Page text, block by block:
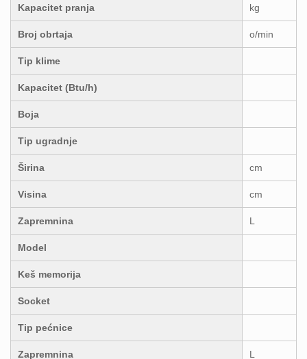
Kapacitet pranja kg
Broj obrtaja o/min
Tip klime
Kapacitet (Btu/h)
Boja
Tip ugradnje
Širina cm
Visina cm
Zapremnina L
Model
Keš memorija
Socket
Tip pećnice
Zapremnina L